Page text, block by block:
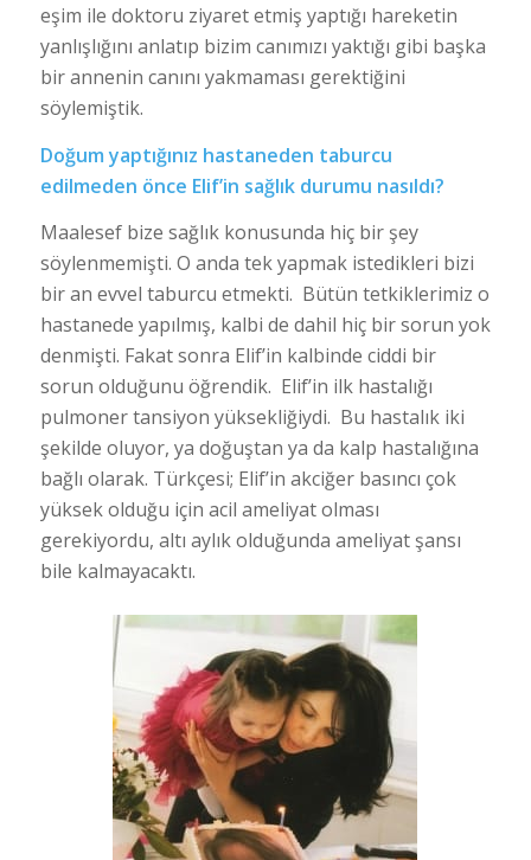
eşim ile doktoru ziyaret etmiş yaptığı hareketin
yanlışlığını anlatıp bizim canımızı yaktığı gibi başka
bir annenin canını yakmaması gerektiğini
söylemiştik.
Doğum yaptığınız hastaneden taburcu
edilmeden önce Elif’in sağlık durumu nasıldı?
Maalesef bize sağlık konusunda hiç bir şey
söylenmemişti. O anda tek yapmak istedikleri bizi
bir an evvel taburcu etmekti. Bütün tetkiklerimiz o
hastanede yapılmış, kalbi de dahil hiç bir sorun yok
denmişti. Fakat sonra Elif’in kalbinde ciddi bir
sorun olduğunu öğrendik. Elif’in ilk hastalığı
pulmoner tansiyon yüksekliğiydi. Bu hastalık iki
şekilde oluyor, ya doğuştan ya da kalp hastalığına
bağlı olarak. Türkçesi; Elif’in akciğer basıncı çok
yüksek olduğu için acil ameliyat olması
gerekiyordu, altı aylık olduğunda ameliyat şansı
bile kalmayacaktı.